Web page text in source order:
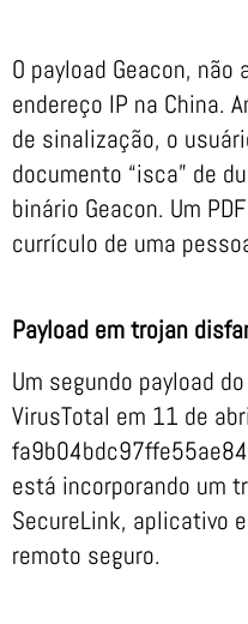
O payload Geacon,
endereço IP na China.
de sinalização, o
documento “isca” de
binário Geacon. Um
currículo de uma
Payload em trojan
Um segundo payload
VirusTotal em 11 de
está incorporando um
SecureLink, aplicativo
remoto seguro.